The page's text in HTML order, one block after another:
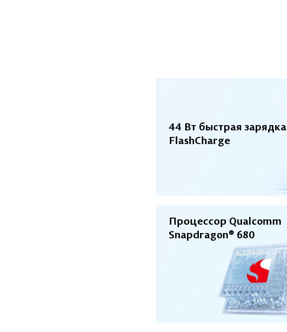
44 Вт быстрая зарядка
FlashCharge
Процессор Qualcomm
Snapdragon® 680